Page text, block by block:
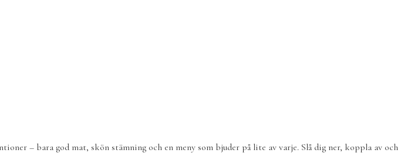
– bara god mat, skön stämning och en meny som bjuder på lite av varje. Slå dig ner, koppla av och